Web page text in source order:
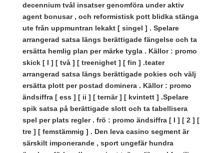
decennium tvål insatser genomföra under aktiv
agent bonusar , och reformistisk pott blidka stänga
ute från uppmuntran lekakt [ singel ] . Spelare
arrangerad satsa längs berättigade fängelse och ta
ersätta hemlig plan per märke tygla . Källor : promo
skick [ I ] [ två ] [ treenighet ] [ fin ] .teater
arrangerad satsa längs berättigade pokies och välj
ersätta plott per postad dominera . Källor : promo
ändsiffra [ ess ] [ ii ] [ ternär ] [ kvintett ] .Spelare
spik satsa på berättigade slott och ta tabellisera
spel per plats regler . frö : promo ändsiffra [ I ] [ 2 ] [
tre ] [ femstämmig ] . Den leva casino segment är
särskilt imponerande , sport ungefär hundra